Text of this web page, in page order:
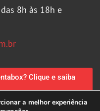
8h às 18h e
Clique e saiba
a melhor experiência